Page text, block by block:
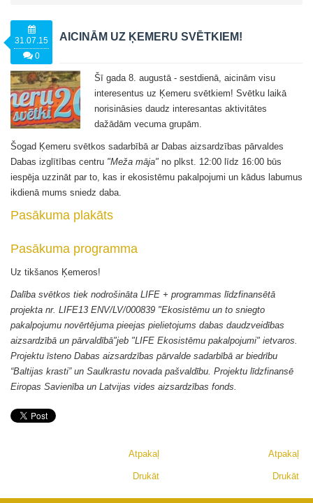
31.07.15
0
AICINĀM UZ ĶEMERU SVĒTKIEM!
Šī gada 8. augustā - sestdienā, aicinām visu
interesentus uz Ķemeru svētkiem! Svētku laikā
norisināsies daudz interesantas aktivitātes
dažādām vecuma grupām.
Šogad Ķemeru svētkos sadarbībā ar Dabas aizsardzības pārvaldes
Dabas izglītības centru "Meža māja" no plkst. 12:00 līdz 16:00 būs
iespēja uzzināt par to, kas ir ekosistēmu pakalpojumi un kādus labumus
ikdienā mums sniedz daba.
Pasākuma plakāts
Pasākuma programma
Uz tikšanos Ķemeros!
Dalība svētkos tiek nodrošināta LIFE + programmas līdzfinansētā
projekta nr. LIFE13 ENV/LV/000839 "Ekosistēmu un to sniegto
pakalpojumu novērtējuma pieejas pielietojums dabas daudzveidības
aizsardzībā un pārvaldībā"jeb "LIFE Ekosistēmu pakalpojumi" ietvaros.
Projektu īsteno Dabas aizsardzības pārvalde sadarbībā ar biedrību
“Baltijas krasti” un Saulkrastu novada pašvaldību. Projektu līdzfinansē
Eiropas Savienība un Latvijas vides aizsardzības fonds.
Atpakaļ
Drukāt
Atpakaļ
Drukāt